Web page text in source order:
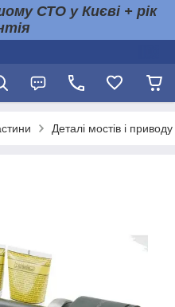
СТО у Києві + рік
Деталі мостів і приводу